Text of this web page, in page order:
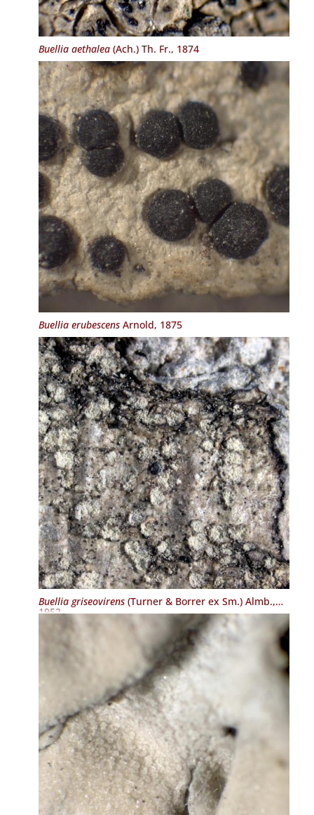
Buellia aethalea(Ach.) Th. Fr., 1874
Buellia erubescensArnold, 1875
Buellia griseovirens(Turner & Borrer ex Sm.) Almb.,
1952